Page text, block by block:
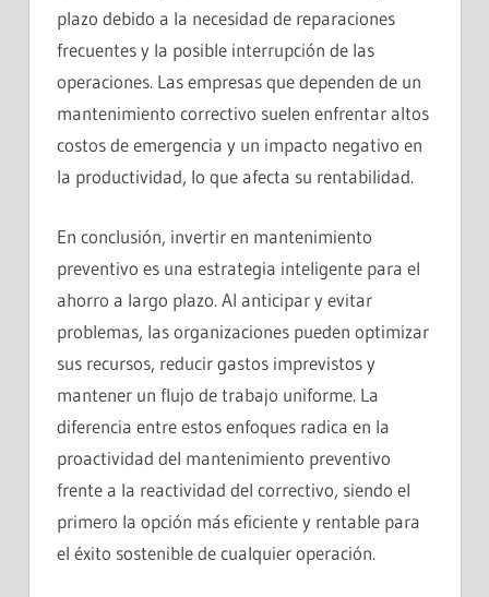
plazo debido a la necesidad de reparaciones
frecuentes y la posible interrupción de las
operaciones. Las empresas que dependen de un
mantenimiento correctivo suelen enfrentar altos
costos de emergencia y un impacto negativo en
la productividad, lo que afecta su rentabilidad.
En conclusión, invertir en mantenimiento
preventivo es una estrategia inteligente para el
ahorro a largo plazo. Al anticipar y evitar
problemas, las organizaciones pueden optimizar
sus recursos, reducir gastos imprevistos y
mantener un flujo de trabajo uniforme. La
diferencia entre estos enfoques radica en la
proactividad del mantenimiento preventivo
frente a la reactividad del correctivo, siendo el
primero la opción más eficiente y rentable para
el éxito sostenible de cualquier operación.